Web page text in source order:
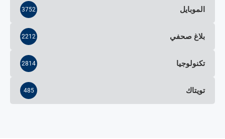
الموبايل 3752
بلاغ صحفي 2212
تكنولوجيا 2814
تويتاك 485